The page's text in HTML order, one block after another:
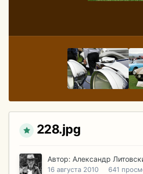
228.jpg
Автор: Александр
16 августа 2010 641